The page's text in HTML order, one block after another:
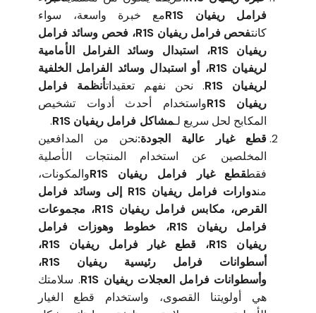
فرامل ريفيان R1S
مع خبرة واسعة، سواء
كانت
فحص فرامل ريفيان R1S، فحص وسائد فرامل
ريفيان R1S، استبدال وسائد الفرامل الأمامية
لريفيان R1S، أو استبدال وسائد الفرامل الخلفية
لريفيان R1S
. نحن نفهم تعقيداتأنظمة فرامل
ريفيان R1S
واستخدام أحدث أدوات تشخيص
المكابح لحل سريع لـمشاكل فرامل ريفيان R1S
.
قطع غيار عالية الجودة:نحن من المدافعين
المخلصين عن استخدام المنتجات الأصلية
فقطقطع غيار فرامل ريفيان R1S
والمكونات،
من
دوارات فرامل ريفيان R1S إلى وسائد فرامل
القرص، مكابس فرامل ريفيان R1S، مجموعات
فرامل ريفيان R1S، خطوط وهوزات فرامل
ريفيان R1S، قطع غيار فرامل ريفيان R1S،
أسطوانات فرامل رئيسية ريفيان R1S،
وأسطوانات فرامل العجلات ريفيان R1S
. سلامتك
هي أولويتنا القصوى، واستخدام قطع الغيار